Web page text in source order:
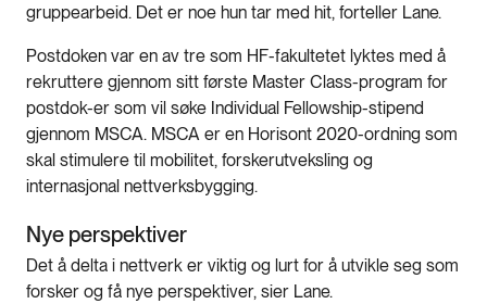
gruppearbeid. Det er noe hun tar med hit, forteller Lane.
Postdoken var en av tre som HF-fakultetet lyktes med å
rekruttere gjennom sitt første Master Class-program for
postdok-er som vil søke Individual Fellowship-stipend
gjennom MSCA. MSCA er en Horisont 2020-ordning som
skal stimulere til mobilitet, forskerutveksling og
internasjonal nettverksbygging.
Nye perspektiver
Det å delta i nettverk er viktig og lurt for å utvikle seg som
forsker og få nye perspektiver, sier Lane.